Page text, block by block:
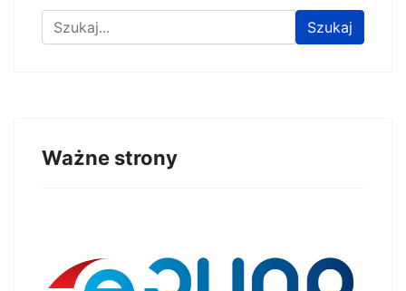
Znajdź na stronie Szukaj
Ważne strony